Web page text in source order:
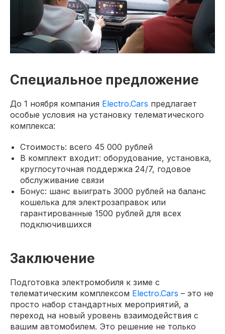
Специальное предложение
До 1 ноября компания Electro.Cars предлагает
особые условия на установку телематического
комплекса:
Стоимость: всего 45 000 рублей
В комплект входит: оборудование, установка,
круглосуточная поддержка 24/7, годовое
обслуживание связи
Бонус: шанс выиграть 3000 рублей на баланс
кошелька для электрозаправок или
гарантированные 1500 рублей для всех
подключившихся
Заключение
Подготовка электромобиля к зиме с
телематическим комплексом Electro.Cars – это не
просто набор стандартных мероприятий, а
переход на новый уровень взаимодействия с
вашим автомобилем. Это решение не только